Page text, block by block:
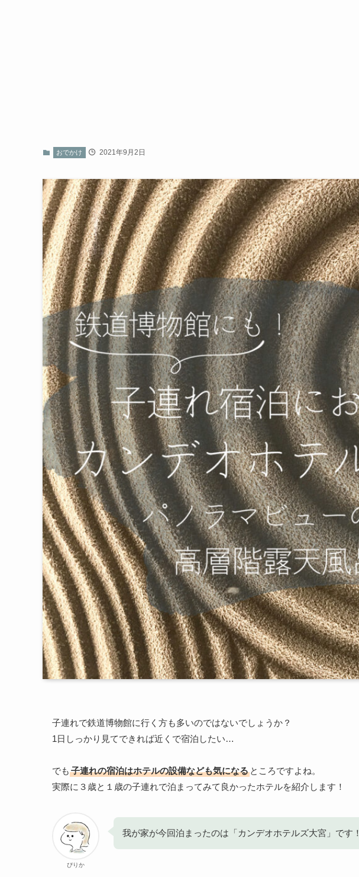
おでかけ 2021年9月2日
子連れで鉄道博物館に行く方も多いのではないでしょうか？
1日しっかり見てできれば近くで宿泊したい…
でも 子連れの宿泊はホテルの設備なども気になる ところですよね。
実際に３歳と１歳の子連れで泊まってみて良かったホテルを紹介します！
ぴりか
我が家が今回泊まったのは「カンデオホテルズ大宮」です！